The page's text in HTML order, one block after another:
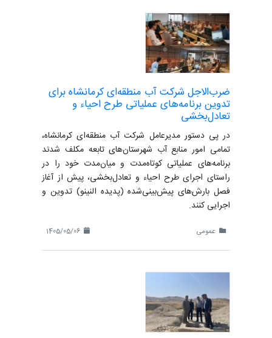
ضرب‌الاجل شرکت آب منطقه‌ای کرمانشاه برای
تدوین برنامه‌های عملیاتی طرح احیاء و
تعادل‌بخشی
در پی دستور مدیرعامل شرکت آب منطقه‌ای کرمانشاه،
تمامی امور منابع آب شهرستان‌های تابعه مکلف شدند
برنامه‌های عملیاتی کوتاه‌مدت و میان‌مدت خود را در
راستای اجرای طرح احیاء و تعادل‌بخشی، پیش از آغاز
فصل بارش‌های پیش‌بینی‌شده (پدیده النینو) تدوین و
اجرایی کنند.
عمومی